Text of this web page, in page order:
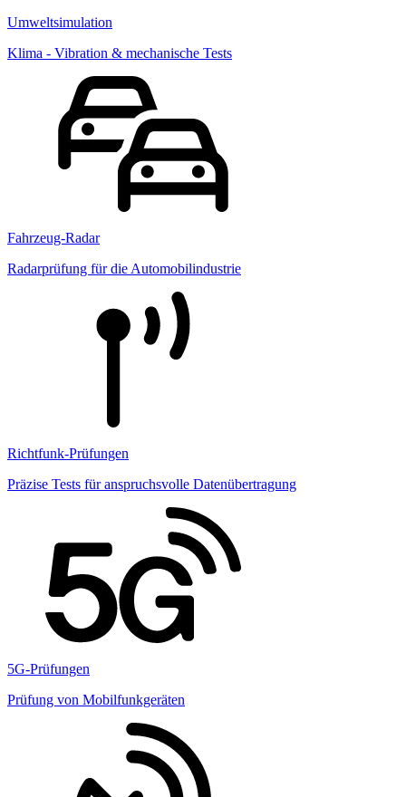
Umweltsimulation
Klima - Vibration & mechanische Tests
Fahrzeug-Radar
Radarprüfung für die Automobilindustrie
Richtfunk-Prüfungen
Präzise Tests für anspruchsvolle Datenübertragung
5G-Prüfungen
Prüfung von Mobilfunkgeräten